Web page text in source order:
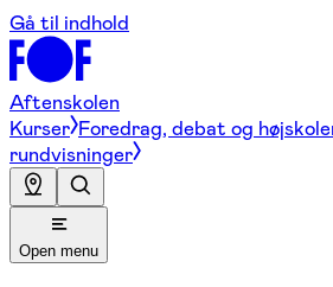
Gå til indhold
Aftenskolen
Kurser Foredrag, debat og
rundvisninger
Open menu